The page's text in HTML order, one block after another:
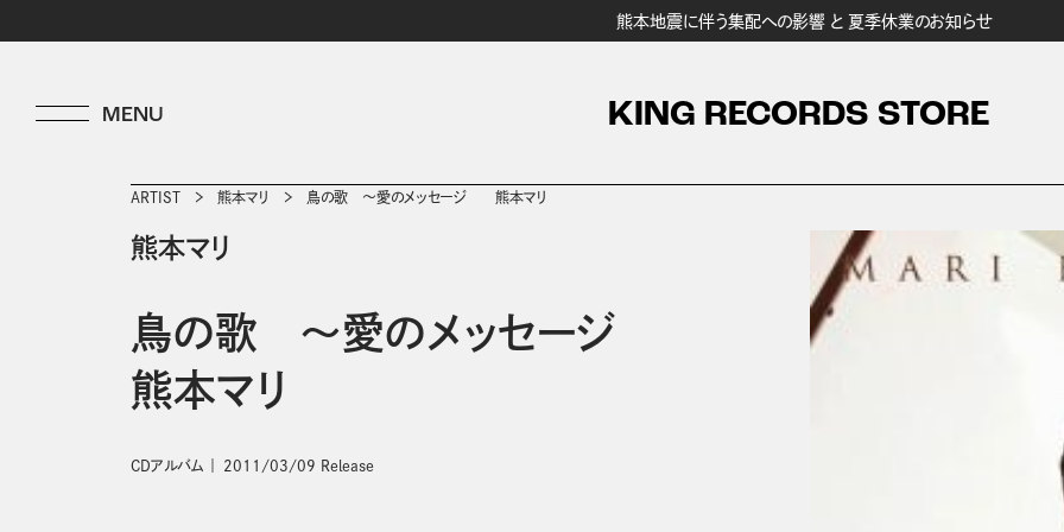
熊本地震に伴う集配への影響 と 夏季休業のお知らせ
KING RECORDS STORE
ARTIST 熊本マリ 鳥の歌 ～愛のメッセージ 熊本マリ
熊本マリ
鳥の歌 ～愛のメッセージ
熊本マリ
CDアルバム 2011/03/09 Release